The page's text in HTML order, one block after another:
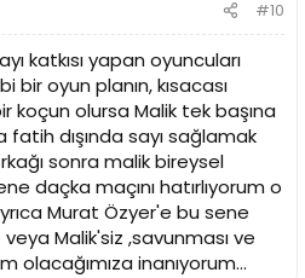
#10
katkısı yapan oyuncuları
oyun planın, kısacası
olursa Malik tek başına
fatih dışında sayı sağlamak
sonra malik bireysel
daçka maçını hatırlıyorum o
Murat Özyer'e bu sene
Malik'siz ,savunması ve
olacağımıza inanıyorum...